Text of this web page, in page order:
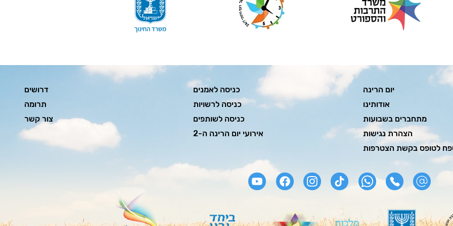
דרושים
תרומה
צור קשר
כניסה לאמנים
כניסה לרשויות
כניסה לשותפים
אירועי יום הרינה ה-2
יום הרינה
אודותינו
מתחברים בשבועות
הצהרת נגישות
לטופס בקשת הצטרפות